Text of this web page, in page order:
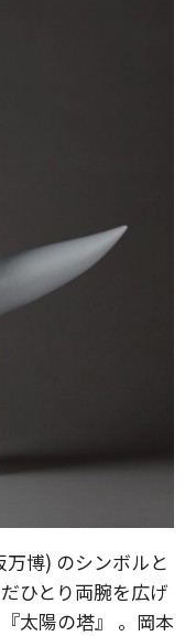
万博) のシンボルと
ひとり両腕を広げ
太陽の塔』 。岡本